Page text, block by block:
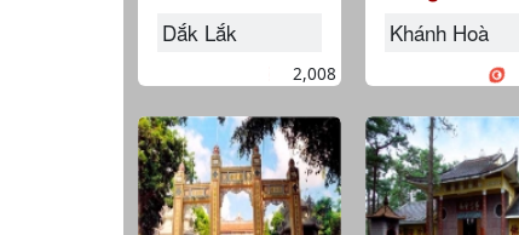
Dắk Lắk
2,008
Khánh Hoà